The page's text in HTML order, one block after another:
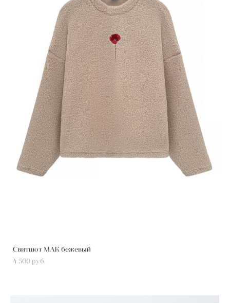
Свитшот МАК бежевый
4 500 pуб.